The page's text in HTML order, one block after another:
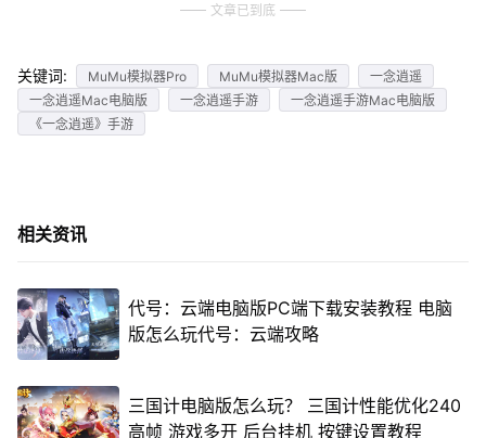
文章已到底
关键词: MuMu模拟器Pro MuMu模拟器Mac版
一念逍遥
一念逍遥Mac电脑版
一念逍遥手游
一念逍遥手游Mac电脑版
《一念逍遥》手游
相关资讯
代号：云端电脑版PC端下载安装教程 电脑
版怎么玩代号：云端攻略
三国计电脑版怎么玩？ 三国计性能优化240
高帧 游戏多开 后台挂机 按键设置教程